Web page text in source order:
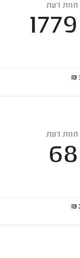
חוות דעת
1779
₪
חוות דעת
68
₪